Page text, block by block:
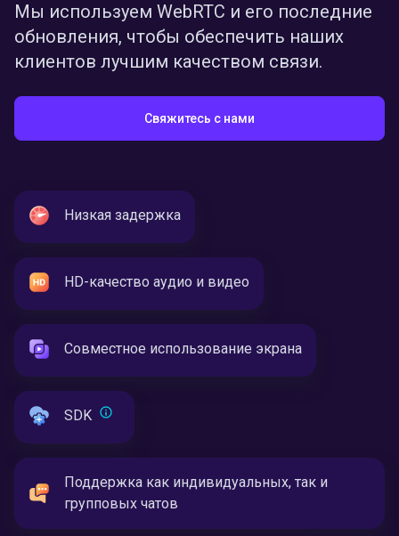
Мы используем WebRTC и его последние
обновления, чтобы обеспечить наших
клиентов лучшим качеством связи.
Свяжитесь с нами
Низкая задержка
HD-качество аудио и видео
Совместное использование экрана
SDK
Поддержка как индивидуальных, так и
групповых чатов